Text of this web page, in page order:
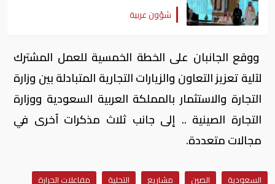
شؤون عربية
ووقع الجانبان على الخطة الخمسية للعمل المشترك
لآلية تعزيز التعاون والزيارات التجارية المتبادلة بين وزارة
التجارة والاستثمار بالمملكة العربية السعودية ووزارة
التجارة الصينية .. إلى جانب ثلاث مذكرات آخرى في
مجالات متعددة.
السعودية الصين مشاريع التحلية مفاعلات الحرارة